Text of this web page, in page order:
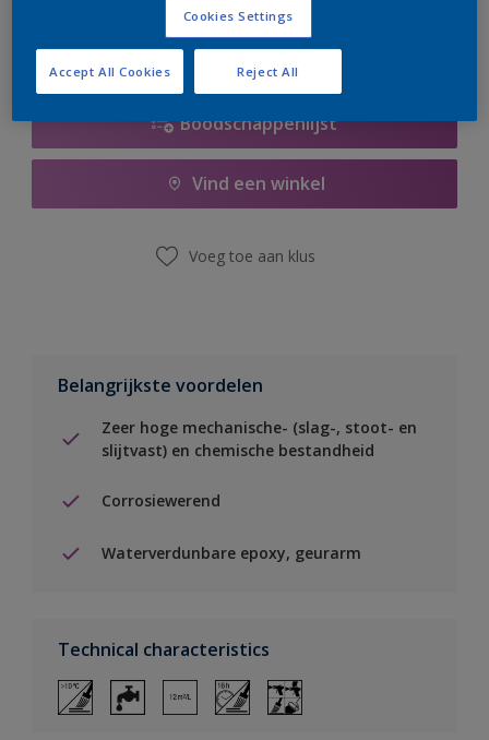
Boodschappenlijst
Vind een winkel
Voeg toe aan klus
Belangrijkste voordelen
Zeer hoge mechanische- (slag-, stoot- en
slijtvast) en chemische bestandheid
Corrosiewerend
Waterverdunbare epoxy, geurarm
Technical characteristics
Cookies Settings
Reject All
Accept All Cookies